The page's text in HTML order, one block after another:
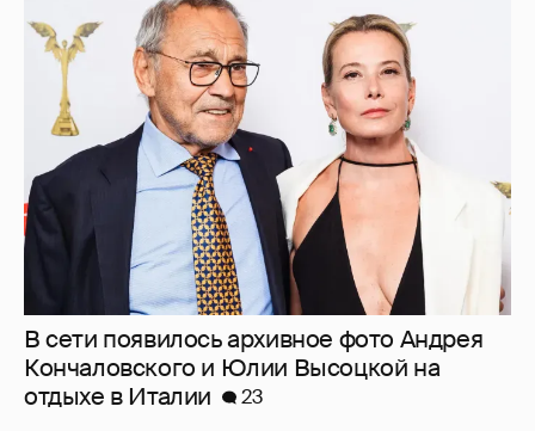
В сети появилось архивное фото Андрея
Кончаловского и Юлии Высоцкой на
отдыхе в Италии
23